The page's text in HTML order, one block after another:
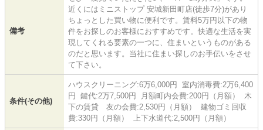
備考
近くにはミニストップ 安城新田町店(徒歩7分)があり
ちょっとした買い物に便利です。賃料5万円以下の物
件をお探しのお客様におすすめです。快適な生活を実
現してくれる要素の一つに、住まいというものがある
のだと思います。当社に住まい探しのお手伝いをさせ
て下さい。
条件(その他)
ハウスクリーニング:6万6,000円 室内消毒費:2万6,400
円 鍵代:2万7,500円 月額町内会費:200円（月額） 木
下の賃貸 友の会費:2,530円（月額） 建物ゴミ回収
費:330円（月額） 上下水道代:2,500円（月額）